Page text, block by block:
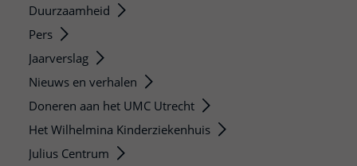
Duurzaamheid
Pers
Jaarverslag
Nieuws en verhalen
Doneren aan het UMC Utrecht
Het Wilhelmina Kinderziekenhuis
Julius Centrum